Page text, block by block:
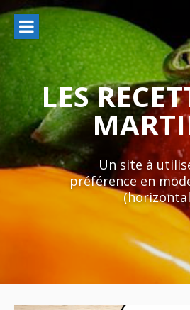
Aller
au
contenu
LES
Un site à
préférence en